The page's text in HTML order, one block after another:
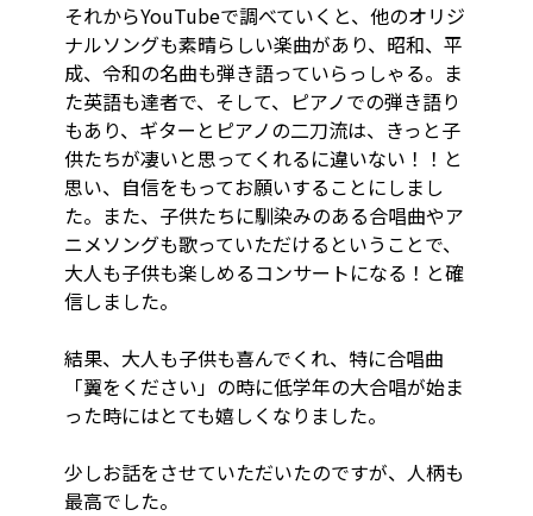
それからYouTubeで調べていくと、他のオリジ
ナルソングも素晴らしい楽曲があり、昭和、平
成、令和の名曲も弾き語っていらっしゃる。ま
た英語も達者で、そして、ピアノでの弾き語り
もあり、ギターとピアノの二刀流は、きっと子
供たちが凄いと思ってくれるに違いない！！と
思い、自信をもってお願いすることにしまし
た。また、子供たちに馴染みのある合唱曲やア
ニメソングも歌っていただけるということで、
大人も子供も楽しめるコンサートになる！と確
信しました。
結果、大人も子供も喜んでくれ、特に合唱曲
「翼をください」の時に低学年の大合唱が始ま
った時にはとても嬉しくなりました。
少しお話をさせていただいたのですが、人柄も
最高でした。